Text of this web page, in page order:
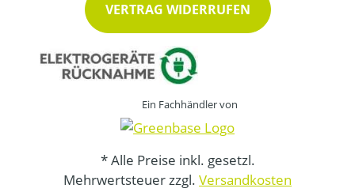
VERTRAG WIDERRUFEN
Ein Fachhändler von
* Alle Preise inkl. gesetzl.
Mehrwertsteuer zzgl. Versandkosten